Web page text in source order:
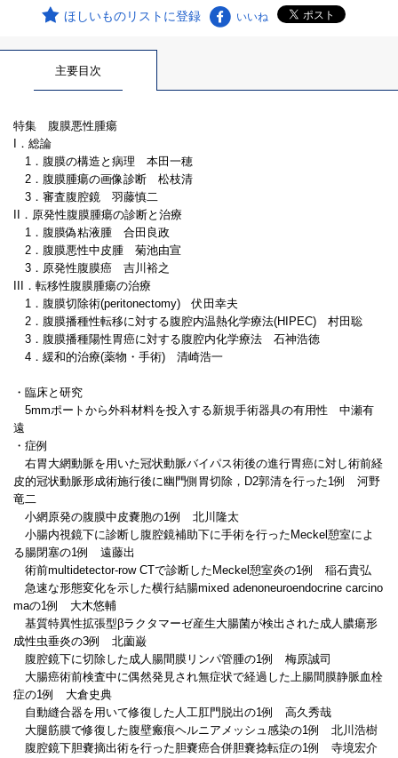
ほしいものリストに登録 いいね
主要目次
特集 腹膜悪性腫瘍
I．総論
1．腹膜の構造と病理 本田一穂
2．腹膜腫瘍の画像診断 松枝清
3．審査腹腔鏡 羽藤慎二
II．原発性腹膜腫瘍の診断と治療
1．腹膜偽粘液腫 合田良政
2．腹膜悪性中皮腫 菊池由宣
3．原発性腹膜癌 吉川裕之
III．転移性腹膜腫瘍の治療
1．腹膜切除術(peritonectomy) 伏田幸夫
2．腹膜播種性転移に対する腹腔内温熱化学療法(HIPEC) 村田聡
3．腹膜播種陽性胃癌に対する腹腔内化学療法 石神浩徳
4．緩和的治療(薬物・手術) 清崎浩一
・臨床と研究
5mmポートから外科材料を投入する新規手術器具の有用性 中瀬有
遠
・症例
右胃大網動脈を用いた冠状動脈バイパス術後の進行胃癌に対し術前経
皮的冠状動脈形成術施行後に幽門側胃切除，D2郭清を行った1例 河野
竜二
小網原発の腹膜中皮嚢胞の1例 北川隆太
小腸内視鏡下に診断し腹腔鏡補助下に手術を行ったMeckel憩室によ
る腸閉塞の1例 遠藤出
術前multidetector-row CTで診断したMeckel憩室炎の1例 稲石貴弘
急速な形態変化を示した横行結腸mixed adenoneuroendocrine carcino
maの1例 大木悠輔
基質特異性拡張型βラクタマーゼ産生大腸菌が検出された成人膿瘍形
成性虫垂炎の3例 北薗巌
腹腔鏡下に切除した成人腸間膜リンパ管腫の1例 梅原誠司
大腸癌術前検査中に偶然発見され無症状で経過した上腸間膜静脈血栓
症の1例 大倉史典
自動縫合器を用いて修復した人工肛門脱出の1例 高久秀哉
大腿筋膜で修復した腹壁瘢痕ヘルニアメッシュ感染の1例 北川浩樹
腹腔鏡下胆嚢摘出術を行った胆嚢癌合併胆嚢捻転症の1例 寺境宏介